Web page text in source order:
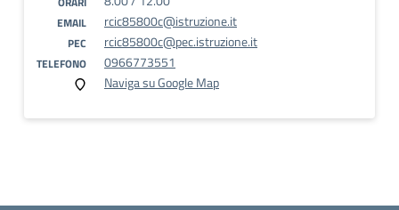
EMAIL rcic85800c@istruzione.it
PEC rcic85800c@pec.istruzione.it
TELEFONO
0966773551
Naviga su Google Map